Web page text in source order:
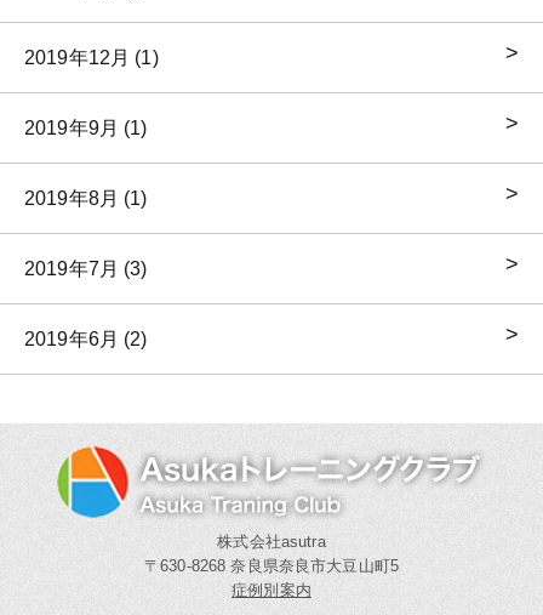
2019年12月 (1)
2019年9月 (1)
2019年8月 (1)
2019年7月 (3)
2019年6月 (2)
株式会社asutra
〒630-8268 奈良県奈良市大豆山町5
症例別案内